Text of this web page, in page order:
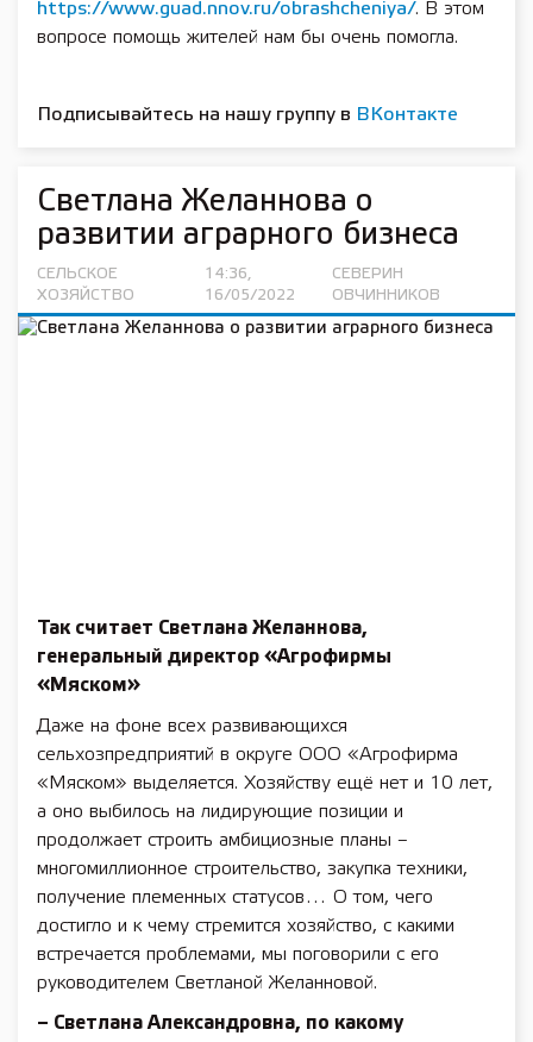
https://www.guad.nnov.ru/obrashcheniya/. В этом
вопросе помощь жителей нам бы очень помогла.
Подписывайтесь на нашу группу в ВКонтакте
Светлана Желаннова о
развитии аграрного бизнеса
СЕЛЬСКОЕ
ХОЗЯЙСТВО
14:36,
16/05/2022
СЕВЕРИН
ОВЧИННИКОВ
Так считает Светлана Желаннова,
генеральный директор «Агрофирмы
«Мяском»
Даже на фоне всех развивающихся
сельхозпредприятий в округе ООО «Агрофирма
«Мяском» выделяется. Хозяйству ещё нет и 10 лет,
а оно выбилось на лидирующие позиции и
продолжает строить амбициозные планы –
многомиллионное строительство, закупка техники,
получение племенных статусов… О том, чего
достигло и к чему стремится хозяйство, с какими
встречается проблемами, мы поговорили с его
руководителем Светланой Желанновой.
– Светлана Александровна, по какому